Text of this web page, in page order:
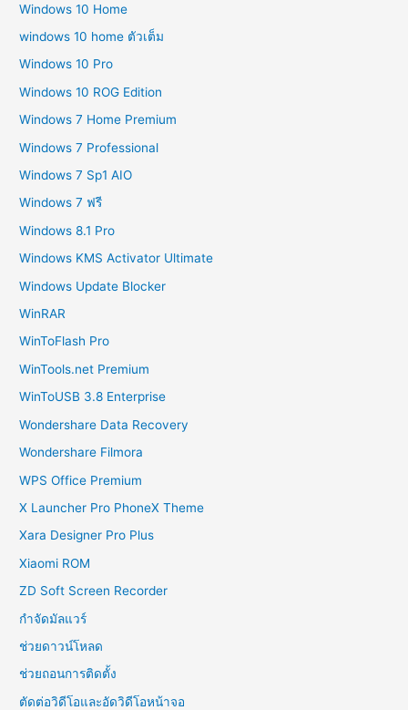
Windows 10 Home
windows 10 home ตัวเต็ม
Windows 10 Pro
Windows 10 ROG Edition
Windows 7 Home Premium
Windows 7 Professional
Windows 7 Sp1 AIO
Windows 7 ฟรี
Windows 8.1 Pro
Windows KMS Activator Ultimate
Windows Update Blocker
WinRAR
WinToFlash Pro
WinTools.net Premium
WinToUSB 3.8 Enterprise
Wondershare Data Recovery
Wondershare Filmora
WPS Office Premium
X Launcher Pro PhoneX Theme
Xara Designer Pro Plus
Xiaomi ROM
ZD Soft Screen Recorder
กำจัดมัลแวร์
ช่วยดาวน์โหลด
ช่วยถอนการติดตั้ง
ตัดต่อวิดีโอและอัดวิดีโอหน้าจอ